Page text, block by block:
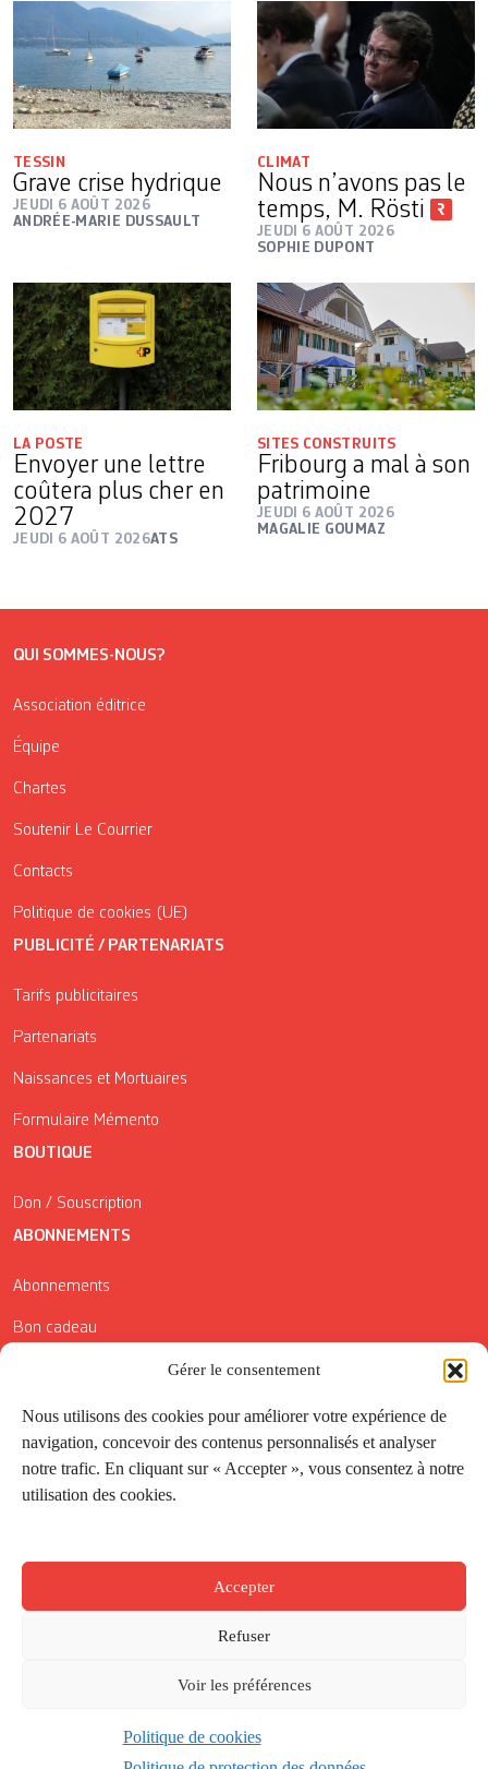
Gérer le consentement
Nous utilisons des cookies pour améliorer votre expérience de
navigation, concevoir des contenus personnalisés et analyser
notre trafic. En cliquant sur « Accepter », vous consentez à notre
utilisation des cookies.
Accepter
Refuser
Voir les préférences
Politique de cookies
TESSIN
Grave crise hydrique
JEUDI 6 AOÛT 2026
ANDRÉE-MARIE DUSSAULT
CLIMAT
Nous n’avons pas le
temps, M. Rösti
JEUDI 6 AOÛT 2026
SOPHIE DUPONT
LA POSTE
Envoyer une lettre
coûtera plus cher en
2027
JEUDI 6 AOÛT 2026ATS
SITES CONSTRUITS
Fribourg a mal à son
patrimoine
JEUDI 6 AOÛT 2026
MAGALIE GOUMAZ
QUI SOMMES-NOUS?
Association éditrice
Équipe
Chartes
Soutenir Le Courrier
Contacts
Politique de cookies (UE)
PUBLICITÉ / PARTENARIATS
Tarifs publicitaires
Partenariats
Naissances et Mortuaires
Formulaire Mémento
BOUTIQUE
Don / Souscription
ABONNEMENTS
Abonnements
Bon cadeau
Conditions générales de vente
Réductions de la Carte Côté Courrier
Application